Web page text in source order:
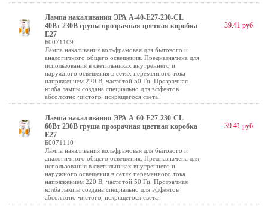
Лампа накаливания ЭРА A-40-E27-230-CL
40Вт 230В груша прозрачная цветная коробка
Е27
Б0071109
Лампа накаливания вольфрамовая для бытового и
аналогичного общего освещения. Предназначена для
использования в светильниках внутреннего и
наружного освещения в сетях переменного тока
напряжением 220 В, частотой 50 Гц. Прозрачная
колба лампы создана специально для эффектов
абсолютно чистого, искрящегося света.
39.41 руб
Лампа накаливания ЭРА A-60-E27-230-CL
60Вт 230В груша прозрачная цветная коробка
Е27
Б0071110
Лампа накаливания вольфрамовая для бытового и
аналогичного общего освещения. Предназначена для
использования в светильниках внутреннего и
наружного освещения в сетях переменного тока
напряжением 220 В, частотой 50 Гц. Прозрачная
колба лампы создана специально для эффектов
абсолютно чистого, искрящегося света.
39.41 руб